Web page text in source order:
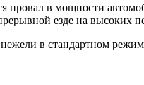
провал в мощности
езде на высоких
в стандартном